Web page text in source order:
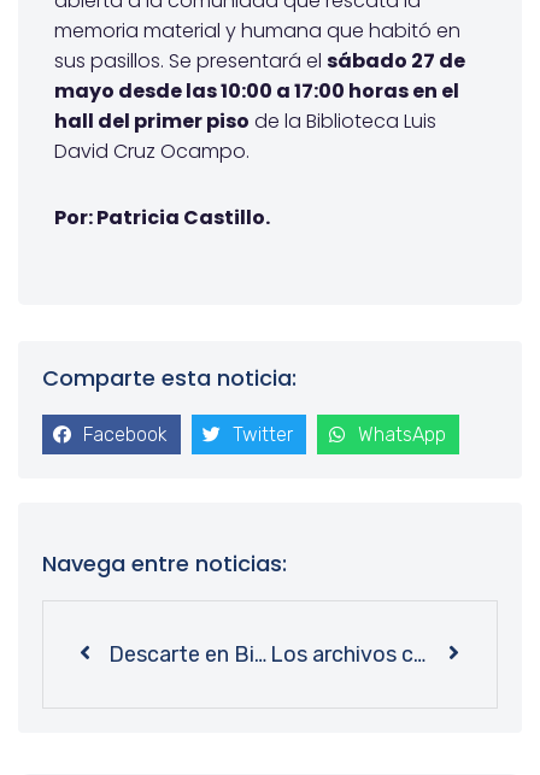
memoria material y humana que habitó en
sus pasillos. Se presentará el sábado 27 de
mayo desde las 10:00 a 17:00 horas en el
hall del primer piso de la Biblioteca Luis
David Cruz Ocampo.
Por: Patricia Castillo.
Comparte esta noticia:
Facebook Twitter WhatsApp
Navega entre noticias:
Descarte en Bibliotecas UdeC: renovar para poder seguir almacenando conocimiento Los archivos como máquina del tiempo: Bibliotecas UdeC recibe a cientos de visitantes en un nuevo Día de los Patrimonios